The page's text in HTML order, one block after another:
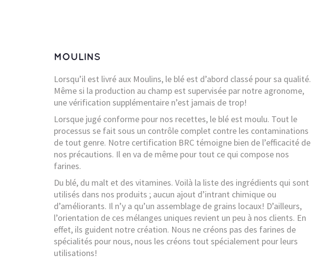
MOULINS
Lorsqu’il est livré aux Moulins, le blé est d’abord classé pour sa qualité.
Même si la production au champ est supervisée par notre agronome,
une vérification supplémentaire n’est jamais de trop!
Lorsque jugé conforme pour nos recettes, le blé est moulu. Tout le
processus se fait sous un contrôle complet contre les contaminations
de tout genre. Notre certification BRC témoigne bien de l’efficacité de
nos précautions. Il en va de même pour tout ce qui compose nos
farines.
Du blé, du malt et des vitamines. Voilà la liste des ingrédients qui sont
utilisés dans nos produits ; aucun ajout d’intrant chimique ou
d’améliorants. Il n’y a qu’un assemblage de grains locaux! D’ailleurs,
l’orientation de ces mélanges uniques revient un peu à nos clients. En
effet, ils guident notre création. Nous ne créons pas des farines de
spécialités pour nous, nous les créons tout spécialement pour leurs
utilisations!